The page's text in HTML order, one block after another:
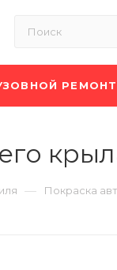
РЕМОНТ
— Покраска